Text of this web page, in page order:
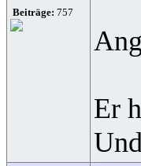
Beiträge: 757
Er